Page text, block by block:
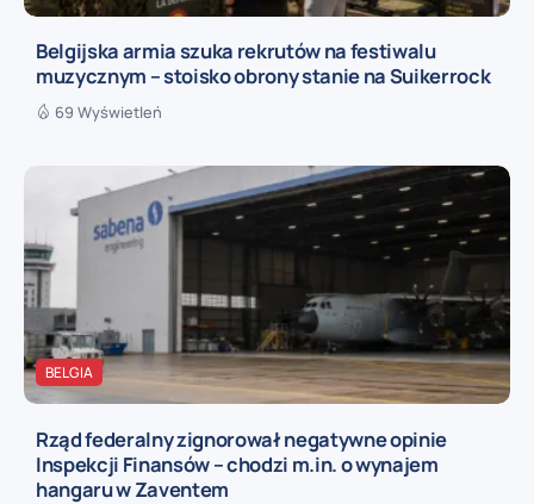
Belgijska armia szuka rekrutów na festiwalu
muzycznym – stoisko obrony stanie na Suikerrock
69 Wyświetleń
BELGIA
Rząd federalny zignorował negatywne opinie
Inspekcji Finansów – chodzi m.in. o wynajem
hangaru w Zaventem